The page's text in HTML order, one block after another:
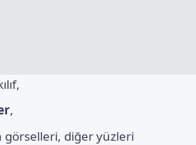
,
görselleri, diğer yüzleri